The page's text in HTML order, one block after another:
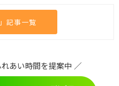
記事一覧
あい時間を提案中 ／